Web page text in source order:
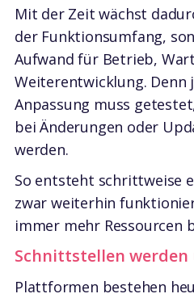
Mit der Zeit wächst
der Funktionsumfang,
Aufwand für Betrieb,
Weiterentwicklung. Denn
Anpassung muss
bei Änderungen oder
werden.
So entsteht schrittweise
zwar weiterhin
immer mehr Ressourcen
Schnittstellen
Plattformen bestehen